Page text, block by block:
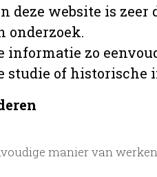
deze website is
onderzoek.
informatie zo
studie of historische
manier van